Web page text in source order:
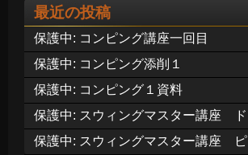
最近の投稿
保護中: コンピング講座一回目
保護中: コンピング添削１
保護中: コンピング１資料
保護中: スウィングマスター講座
保護中: スウィングマスター講座